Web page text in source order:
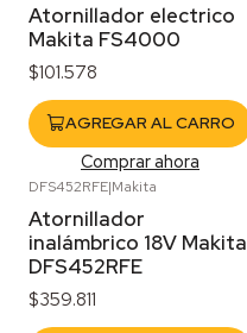
Atornillador electrico
Makita FS4000
$101.578
AGREGAR AL CARRO
Comprar ahora
DFS452RFE|Makita
Atornillador
inalámbrico 18V Makita
DFS452RFE
$359.811